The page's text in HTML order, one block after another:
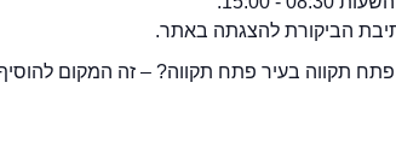
הביקורת להצגתה באתר.
תקווה בעיר פתח תקווה? – זה המקום